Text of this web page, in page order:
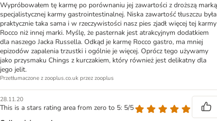
Wypróbowałem tę karmę po porównaniu jej zawartości z droższą marką
specjalistycznej karmy gastrointestinalnej. Niska zawartość tłuszczu była
praktycznie taka sama i w rzeczywistości nasz pies zjadł więcej tej karmy
Rocco niż innej marki. Myślę, że pasternak jest atrakcyjnym dodatkiem
dla naszego Jacka Russella. Odkąd je karmę Rocco gastro, ma mniej
epizodów zapalenia trzustki i ogólnie je więcej. Oprócz tego używamy
jako przysmaku Chings z kurczakiem, który również jest delikatny dla
jego jelit.
Przetłumaczone z zooplus.co.uk przez zooplus
28.11.20
This is a stars rating area from zero to 5: 5/5